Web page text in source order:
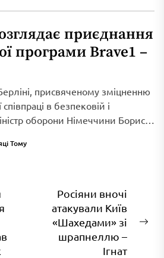
приєднання
програми Brave1 –
присвяченому зміцненню
в безпековій і
оборони Німеччини Борис
Тому
Росіяни вночі
атакували Київ
«Шахедами» зі
шрапнеллю –
Ігнат